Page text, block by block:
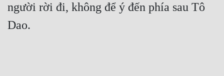
người rời đi, không để ý đến phía sau Tô
Dao.